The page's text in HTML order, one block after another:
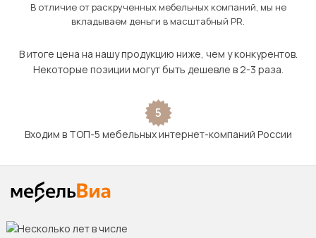
В отличие от раскрученных мебельных компаний, мы не
вкладываем деньги в масштабный PR.
В итоге цена на нашу продукцию ниже, чем у конкурентов.
Некоторые позиции могут быть дешевле в 2-3 раза.
5
Входим в ТОП-5 мебельных интернет-компаний России